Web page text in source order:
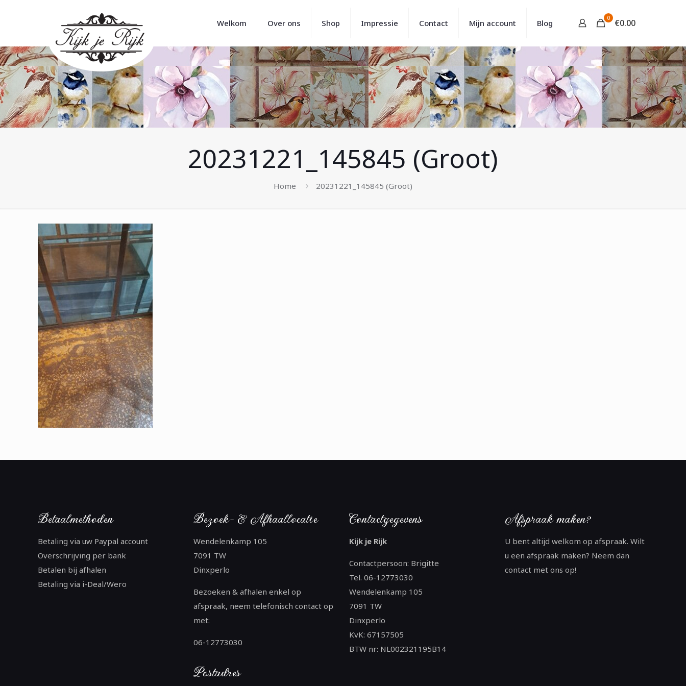
Welkom Over ons Shop Impressie Contact Mijn account Blog
0 €0.00
20231221_145845 (Groot)
Home 20231221_145845 (Groot)
Betaalmethoden
Betaling via uw Paypal account
Overschrijving per bank
Betalen bij afhalen
Betaling via i-Deal/Wero
Bezoek- & Afhaallocatie
Wendelenkamp 105
7091 TW
Dinxperlo
Bezoeken & afhalen enkel op
afspraak, neem telefonisch contact op
met:
06-12773030
Postadres
Contactgegevens
Kijk je Rijk
Contactpersoon: Brigitte
Tel. 06-12773030
Wendelenkamp 105
7091 TW
Dinxperlo
KvK: 67157505
BTW nr: NL002321195B14
Afspraak maken?
U bent altijd welkom op afspraak. Wilt
u een afspraak maken? Neem dan
contact met ons op!